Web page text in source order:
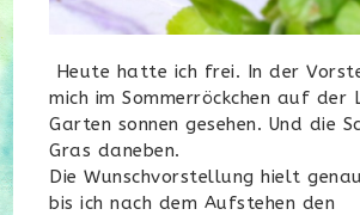
Heute hatte ich frei. In der
mich im Sommerröckchen auf der
Garten sonnen gesehen. Und die
Gras daneben.
Die Wunschvorstellung hielt
bis ich nach dem Aufstehen den